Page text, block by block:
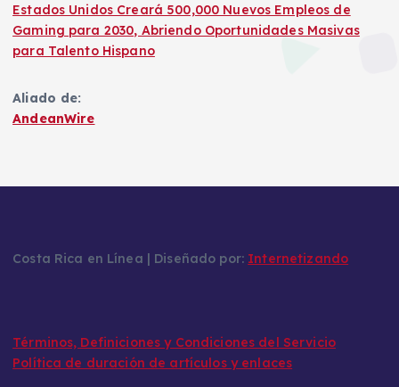
Estados Unidos Creará 500,000 Nuevos Empleos de
Gaming para 2030, Abriendo Oportunidades Masivas
para Talento Hispano
Aliado de:
AndeanWire
Costa Rica en Línea | Diseñado por: Internetizando
Términos, Definiciones y Condiciones del Servicio
Política de duración de artículos y enlaces